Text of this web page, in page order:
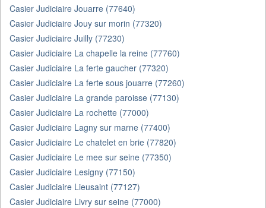
Casier Judiciaire Jouarre (77640)
Casier Judiciaire Jouy sur morin (77320)
Casier Judiciaire Juilly (77230)
Casier Judiciaire La chapelle la reine (77760)
Casier Judiciaire La ferte gaucher (77320)
Casier Judiciaire La ferte sous jouarre (77260)
Casier Judiciaire La grande paroisse (77130)
Casier Judiciaire La rochette (77000)
Casier Judiciaire Lagny sur marne (77400)
Casier Judiciaire Le chatelet en brie (77820)
Casier Judiciaire Le mee sur seine (77350)
Casier Judiciaire Lesigny (77150)
Casier Judiciaire Lieusaint (77127)
Casier Judiciaire Livry sur seine (77000)